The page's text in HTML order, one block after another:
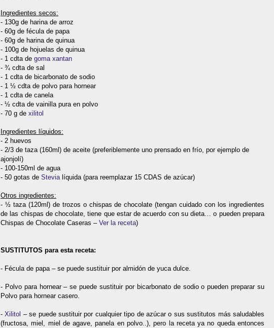
Ingredientes secos:
- 130g de harina de arroz
- 60g de fécula de papa
- 60g de harina de quinua
- 100g de hojuelas de quinua
- 1 cdta de goma xantan
- ¾ cdta de sal
- 1 cdta de bicarbonato de sodio
- 1 ½ cdta de polvo para hornear
- 1 cdta de canela
- ½ cdta de vainilla pura en polvo
- 70 g de xilitol
Ingredientes líquidos:
- 2 huevos
- 2/3 de taza (160ml) de aceite (preferiblemente uno prensado en frío, por ejemplo de
ajonjolí)
- 100-150ml de agua
- 50 gotas de Stevialíquida (para reemplazar 15 CDAS de azúcar)
Otros ingredientes:
- ½ taza (120ml) de trozos o chispas de chocolate (tengan cuidado con los ingredientes
de las chispas de chocolate, tiene que estar de acuerdo con su dieta… o pueden prepara
Chispas de Chocolate Caseras – Ver la receta)
SUSTITUTOS para esta receta:
- Fécula de papa – se puede sustituir por almidón de yuca dulce.
- Polvo para hornear – se puede sustituir por bicarbonato de sodio o pueden preparar su
Polvo para hornear casero.
-Xilitol – se puede sustituir por cualquier tipo de azúcar o sus sustitutos más saludables
(fructosa, miel, miel de agave, panela en polvo..), pero la receta ya no queda entonces